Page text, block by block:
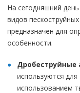
На сегодняшний
видов
предназначен для
особенности.
Дробеструйные
используются
использованием